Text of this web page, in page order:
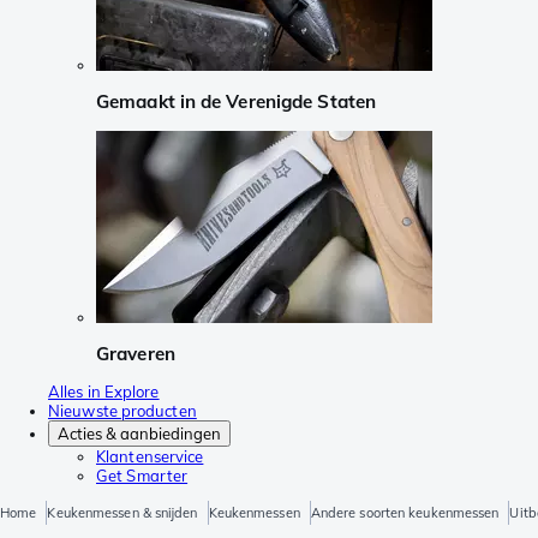
Gemaakt in de Verenigde Staten
Graveren
Alles in Explore
Nieuwste producten
Acties & aanbiedingen
Klantenservice
Get Smarter
Home Keukenmessen & snijden Keukenmessen Andere soorten keukenmessen